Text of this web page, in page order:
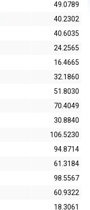
49.0789
40.2302
40.6035
24.2565
16.4665
32.1860
51.8030
70.4049
30.8840
106.5230
94.8714
61.3184
98.5567
60.9322
18.3061